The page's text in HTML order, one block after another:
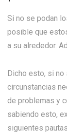
Si no se podan
posible que
a su alrededor.
Dicho esto, si
circunstancias
de problemas y
sabiendo esto,
siguientes